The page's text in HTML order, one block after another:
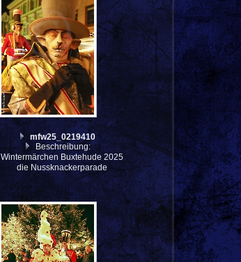
mfw25_0219410
Beschreibung:
Wintermärchen Buxtehude 2025
die Nussknackerparade